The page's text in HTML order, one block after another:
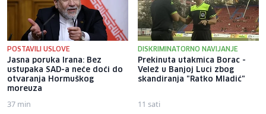
POSTAVILI USLOVE
Jasna poruka Irana: Bez
ustupaka SAD-a neće doći do
otvaranja Hormuškog
moreuza
37 min
DISKRIMINATORNO NAVIJANJE
Prekinuta utakmica Borac -
Velež u Banjoj Luci zbog
skandiranja "Ratko Mladić"
11 sati